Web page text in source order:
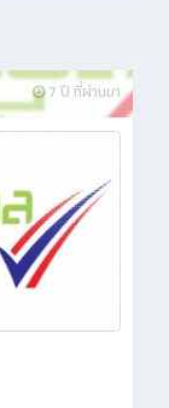
7 ปี ที่ผ่านมา